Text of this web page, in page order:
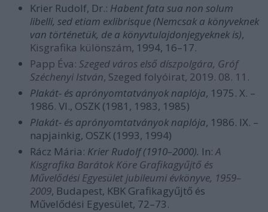
Krier Rudolf, Dr.: Habent fata sua non solum
libelli, sed etiam exlibrisque (Nemcsak a könyveknek
van történetük, de a könyvtulajdonjegyeknek is),
Kisgrafika különszám, 1994, 16–17.
Papp Éva: Szeged város első díszpolgára, Gróf
Széchenyi István, Szeged folyóirat, 2019. 08. 11.
Plakát- és aprónyomtatványok naplója, 1975. X. –
1986. VI., OSZK (1981, 1983, 1985)
Plakát- és aprónyomtatványok naplója, 1986. IX. –
napjainkig, OSZK (1993, 1994)
Rácz Mária: Krier Rudolf (1910–2000). In:A
Kisgrafika Barátok Köre Grafikagyűjtő és
Művelődési Egyesület jubileumi évkönyve, 1959–
2009, Budapest, KBK Grafikagyűjtő és
Művelődési Egyesület, 72–73.